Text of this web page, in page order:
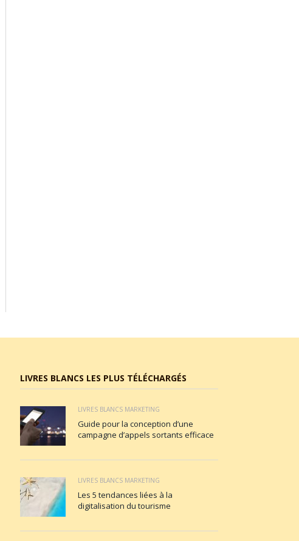
LIVRES BLANCS LES PLUS TÉLÉCHARGÉS
LIVRES BLANCS MARKETING
Guide pour la conception d’une
campagne d’appels sortants efficace
LIVRES BLANCS MARKETING
Les 5 tendances liées à la
digitalisation du tourisme